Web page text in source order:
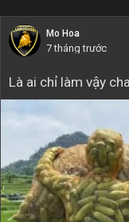
Mo Hoa
7 tháng trước
Là ai chỉ làm vậy